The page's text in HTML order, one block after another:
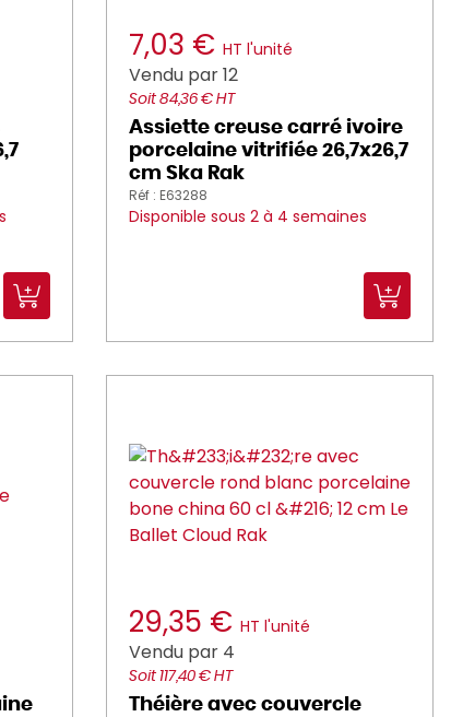
7,03 € HT l'unité
Vendu par 12
Soit 84,36 € HT
Assiette creuse carré ivoire
porcelaine vitrifiée 26,7x26,7
cm Ska Rak
Réf : E63288
Disponible sous 2 à 4 semaines
29,35 € HT l'unité
Vendu par 4
Soit 117,40 € HT
Théière avec couvercle